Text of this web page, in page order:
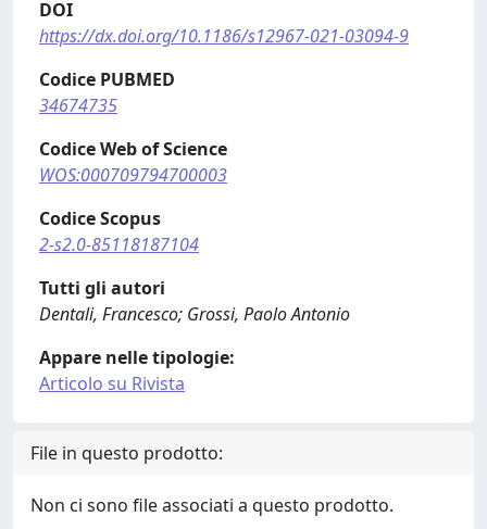
DOI
https://dx.doi.org/10.1186/s12967-021-03094-9
Codice PUBMED
34674735
Codice Web of Science
WOS:000709794700003
Codice Scopus
2-s2.0-85118187104
Tutti gli autori
Dentali, Francesco; Grossi, Paolo Antonio
Appare nelle tipologie:
Articolo su Rivista
File in questo prodotto:
Non ci sono file associati a questo prodotto.